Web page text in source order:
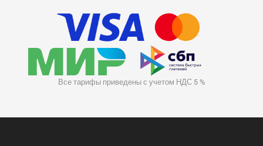
Все тарифы приведены с учетом НДС 5 %